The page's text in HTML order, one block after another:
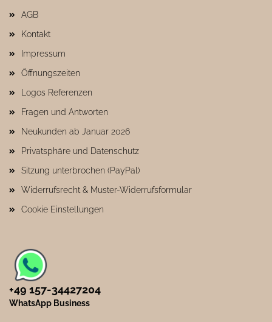
AGB
Kontakt
Impressum
Öffnungszeiten
Logos Referenzen
Fragen und Antworten
Neukunden ab Januar 2026
Privatsphäre und Datenschutz
Sitzung unterbrochen (PayPal)
Widerrufsrecht & Muster-Widerrufsformular
Cookie Einstellungen
+49 157-34427204​
WhatsApp Business